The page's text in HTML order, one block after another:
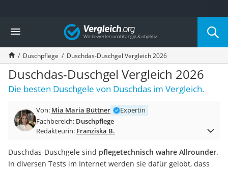
Die beliebtesten Vergleiche nach Kategorie
Drogerie
Inhalator
Haarschneider
Rollator
Braun Rasierer
Katzenklappe (Chip)
Masturbator
Massagepistole
Reisehaartrockner
Eiweißpulver
Vergleich
Duschpflege Duschdas-Duschgel Vergleich 2026
Duschdas-Duschgel Vergleich 2026
Die besten Duschgele von Duschdas im Vergleich.
Von: Mia Maria Büttner
Expertin
Fachbereich: Duschpflege
Redakteurin: Franziska B.
Duschdas-Duschgele sind pflegetechnisch wahre Allrounder.
In diversen Tests im Internet werden sie dafür gelobt, dass